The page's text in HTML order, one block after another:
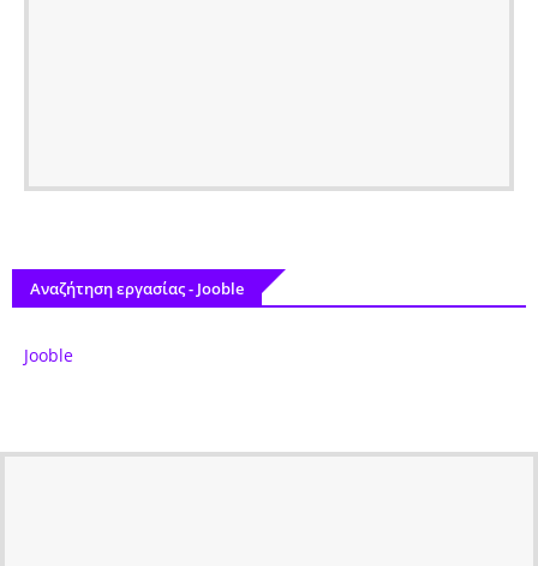
Αναζήτηση εργασίας - Jooble
Jooble